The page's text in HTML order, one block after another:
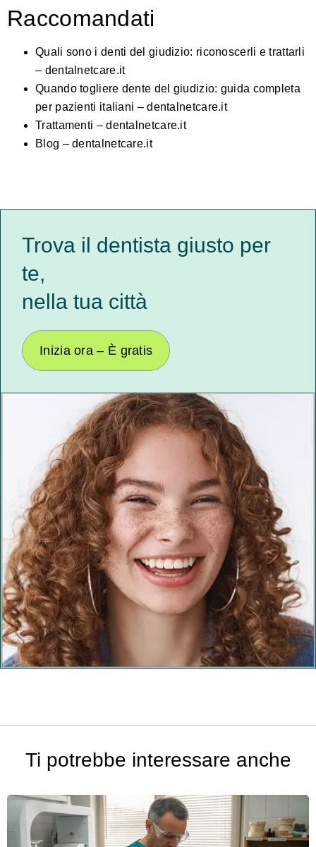
Raccomandati
Quali sono i denti del giudizio: riconoscerli e trattarli
– dentalnetcare.it
Quando togliere dente del giudizio: guida completa
per pazienti italiani – dentalnetcare.it
Trattamenti – dentalnetcare.it
Blog – dentalnetcare.it
Trova il dentista giusto per
te,
nella tua città
Inizia ora – È gratis
Ti potrebbe interessare anche